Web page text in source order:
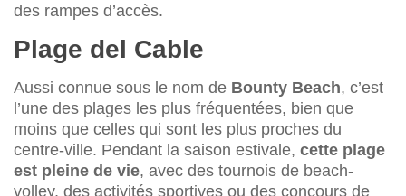
des rampes d’accès.
Plage del Cable
Aussi connue sous le nom de Bounty Beach, c’est
l’une des plages les plus fréquentées, bien que
moins que celles qui sont les plus proches du
centre-ville. Pendant la saison estivale, cette plage
est pleine de vie, avec des tournois de beach-
volley, des activités sportives ou des concours de